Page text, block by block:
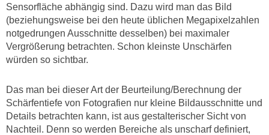
Sensorfläche abhängig sind. Dazu wird man das Bild
(beziehungsweise bei den heute üblichen Megapixelzahlen
notgedrungen Ausschnitte desselben) bei maximaler
Vergrößerung betrachten. Schon kleinste Unschärfen
würden so sichtbar.
Das man bei dieser Art der Beurteilung/Berechnung der
Schärfentiefe von Fotografien nur kleine Bildausschnitte und
Details betrachten kann, ist aus gestalterischer Sicht von
Nachteil. Denn so werden Bereiche als unscharf definiert,